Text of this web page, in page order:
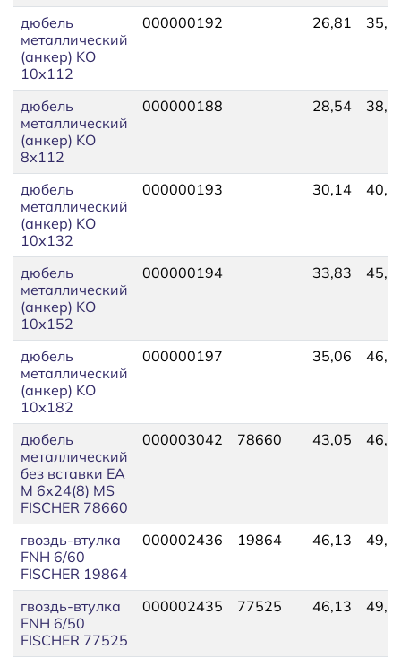
дюбель
металлический
(анкер) KO
10х112
000000192 26,81
дюбель
металлический
(анкер) KO
8х112
000000188 28,54
дюбель
металлический
(анкер) KO
10х132
000000193 30,14
дюбель
металлический
(анкер) KO
10х152
000000194 33,83
дюбель
металлический
(анкер) KO
10х182
000000197 35,06
дюбель
металлический
без вставки EA
М 6х24(8) MS
FISCHER 78660
000003042 78660 43,05
гвоздь-втулка
FNH 6/60
FISCHER 19864
000002436 19864 46,13
гвоздь-втулка
FNH 6/50
FISCHER 77525
000002435 77525 46,13